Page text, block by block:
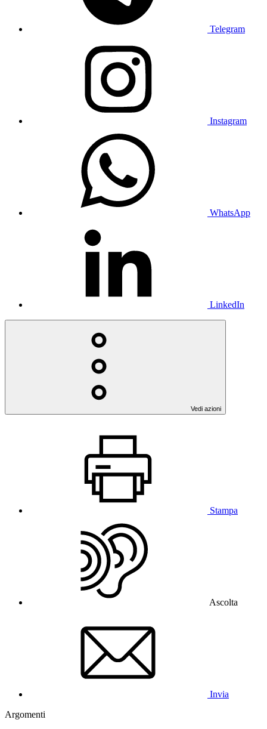
Telegram
Instagram
WhatsApp
LinkedIn
Vedi azioni
Stampa
Ascolta
Invia
Argomenti